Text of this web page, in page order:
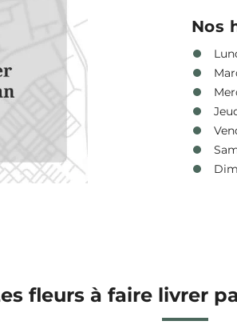
Nos
fleurs à faire livrer